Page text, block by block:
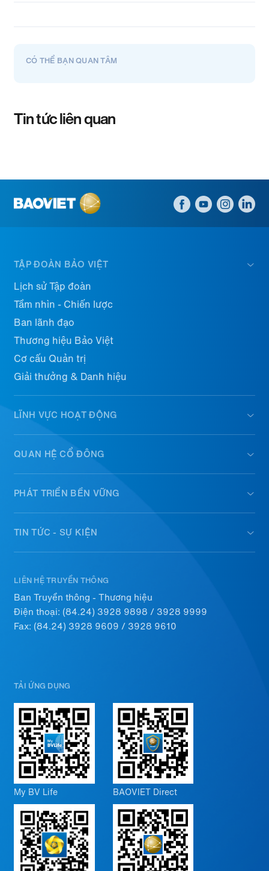
CÓ THỂ BẠN QUAN TÂM
Tin tức liên quan
TẬP ĐOÀN BẢO VIỆT
Lịch sử Tập đoàn
Tầm nhìn - Chiến lược
Ban lãnh đạo
Thương hiệu Bảo Việt
Cơ cấu Quản trị
Giải thưởng & Danh hiệu
LĨNH VỰC HOẠT ĐỘNG
QUAN HỆ CỔ ĐÔNG
PHÁT TRIỂN BỀN VỮNG
TIN TỨC - SỰ KIỆN
LIÊN HỆ TRUYỀN THÔNG
Ban Truyền thông - Thương hiệu
Điện thoại: (84.24) 3928 9898 / 3928 9999
Fax: (84.24) 3928 9609 / 3928 9610
TẢI ỨNG DỤNG
My BV Life BAOVIET Direct